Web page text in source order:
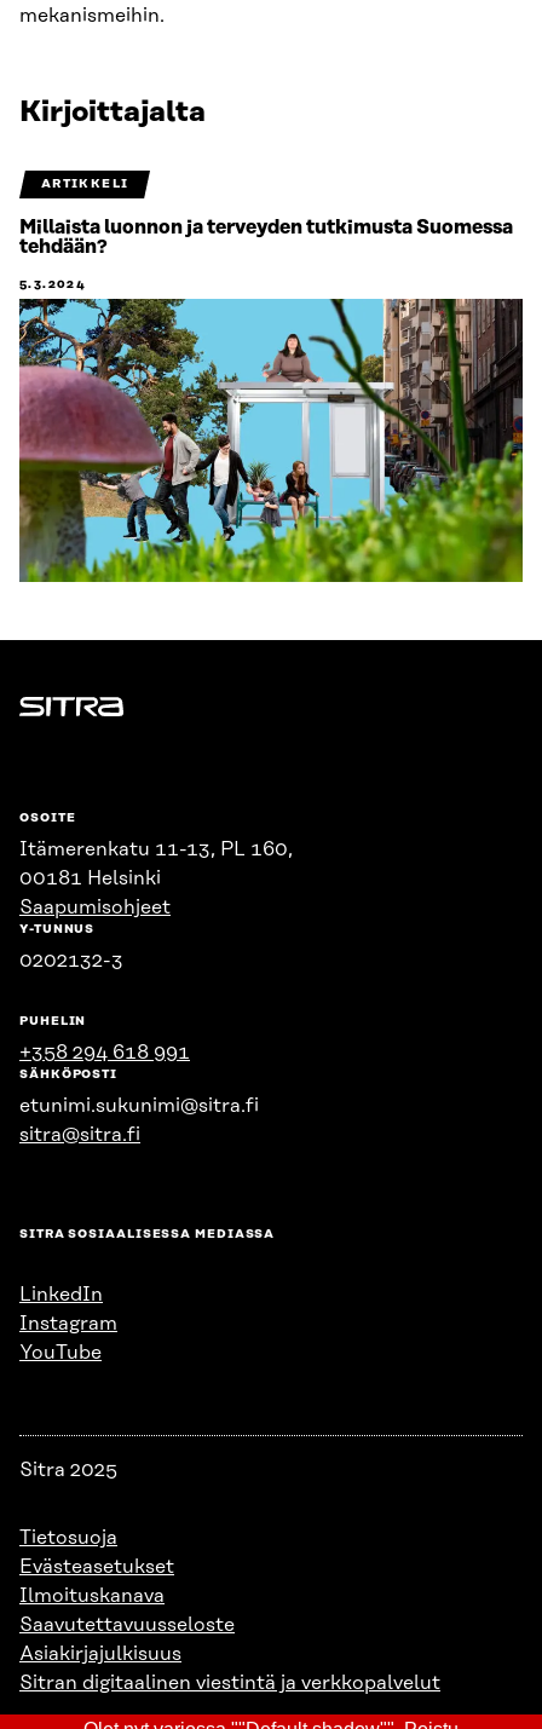
mekanismeihin.
Kirjoittajalta
ARTIKKELI
Millaista luonnon ja terveyden tutkimusta Suomessa
tehdään?
5.3.2024
Sitra
OSOITE
Itämerenkatu 11-13, PL 160,
00181 Helsinki
Saapumisohjeet
Y-TUNNUS
0202132-3
PUHELIN
+358 294 618 991
SÄHKÖPOSTI
etunimi.sukunimi@sitra.fi
sitra@sitra.fi
SITRA SOSIAALISESSA MEDIASSA
LinkedIn
Instagram
YouTube
Sitra 2025
Tietosuoja
Evästeasetukset
Ilmoituskanava
Saavutettavuusseloste
Asiakirjajulkisuus
Sitran digitaalinen viestintä ja verkkopalvelut